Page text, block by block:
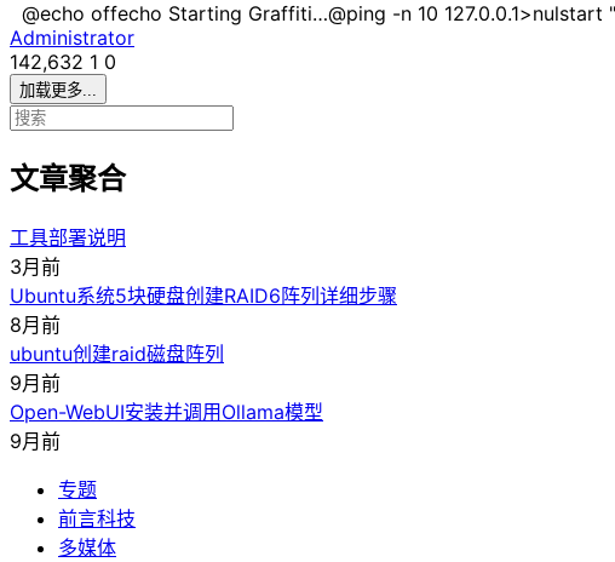
@echo offecho Starting Graffiti…@ping -n 10 127.0.0.1>nulstart
Administrator
142,632 1 0
加载更多...
文章聚合
工具部署说明
3月前
Ubuntu系统5块硬盘创建RAID6阵列详细步骤
8月前
ubuntu创建raid磁盘阵列
9月前
Open-WebUI安装并调用Ollama模型
9月前
专题
前言科技
多媒体